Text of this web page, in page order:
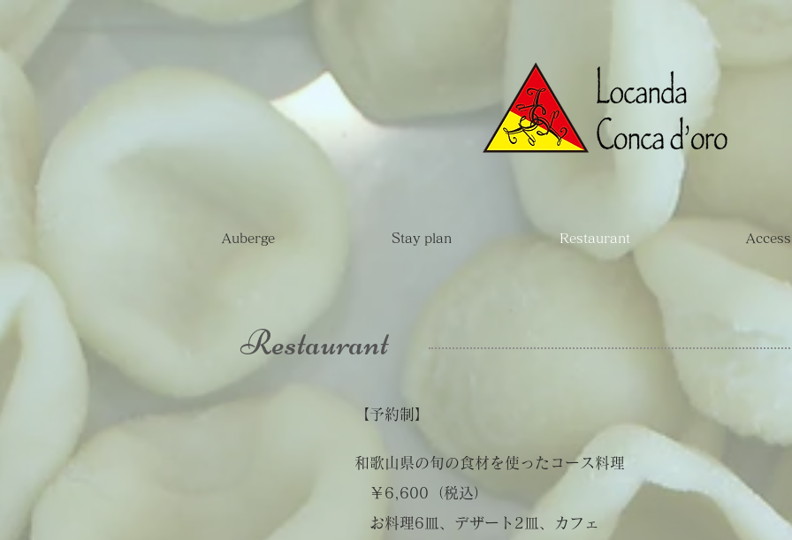
Auberge Stay plan Restaurant Access
Restaurant
【予約制】
和歌山県の旬の食材を使ったコース料理
​ ￥6,600（税込）
お料理6皿、デザート2皿、カフェ